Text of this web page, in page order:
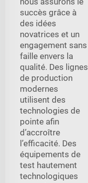
succès grâce à
des idées
novatrices et un
engagement sans
faille envers la
qualité. Des lignes
de production
modernes
utilisent des
technologies de
pointe afin
d’accroître
l’efficacité. Des
équipements de
test hautement
technologiques